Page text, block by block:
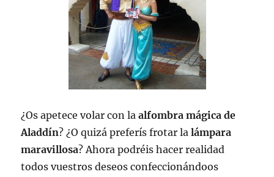
¿Os apetece volar con la alfombra mágica de
Aladdín? ¿O quizá preferís frotar lalámpara
maravillosa? Ahora podréis hacer realidad
todos vuestros deseos confeccionándoos